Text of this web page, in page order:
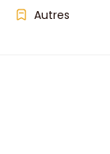
Autres